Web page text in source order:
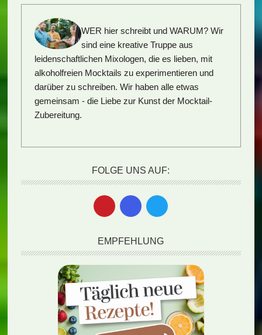
WER hier schreibt und WARUM? Wir
sind eine kreative Truppe aus
leidenschaftlichen Mixologen, die es lieben, mit
alkoholfreien Mocktails zu experimentieren und
darüber zu schreiben. Wir haben alle etwas
gemeinsam - die Liebe zur Kunst der Mocktail-
Zubereitung.
FOLGE UNS AUF:
EMPFEHLUNG